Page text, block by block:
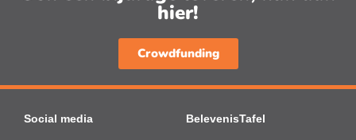
hier!
Crowdfunding
Social media BelevenisTafel